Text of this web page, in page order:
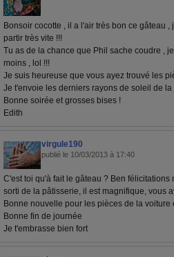
Bonsoir cocotte , il a l'air très bon ce gâteau
partir très vite !!!
Tu as de la chance que Phil sache coudre ,
moins , lol !!!
Je suis heureuse que vous ayez trouvé les
Je t'envoie les derniers rayons de soleil de la
Bonne soirée et grosses bises !
Edith
virgule190
publié le 10/03/2013 à 17:40
C'est toi qu'à fait le gâteau ? Ben
sorti de la pâtisserie, il est magnifique, vous
Bonne nouvelle pour les pièces de la voiture
Bonne fin de journée
Je t'embrasse bien fort